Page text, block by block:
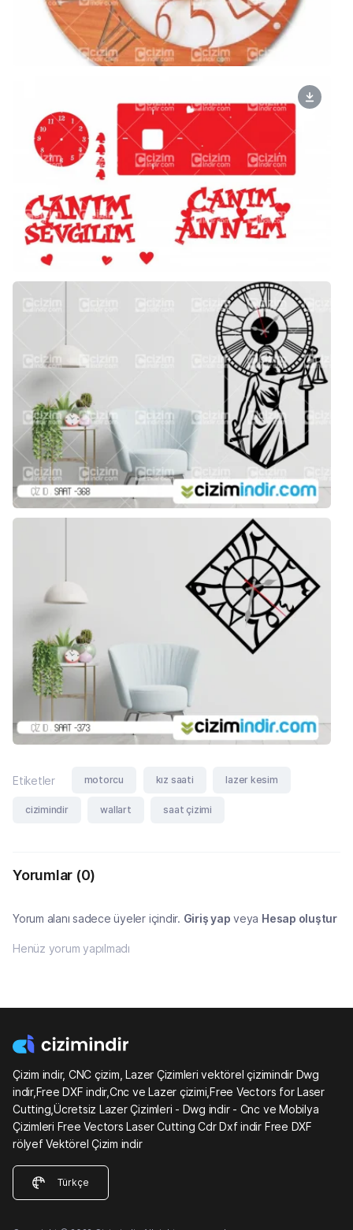
Etiketler motorcu kız saati lazer kesim
cizimindir wallart saat çizimi
Yorumlar (0)
Yorum alanı sadece üyeler içindir. Giriş yap veya Hesap oluştur
Henüz yorum yapılmadı
Çizim indir, CNC çizim, Lazer Çizimleri vektörel çizimindir Dwg
indir,Free DXF indir,Cnc ve Lazer çizimi,Free Vectors for Laser
Cutting,Ücretsiz Lazer Çizimleri - Dwg indir - Cnc ve Mobilya
Çizimleri Free Vectors Laser Cutting Cdr Dxf indir Free DXF
rölyef Vektörel Çizim indir
Türkçe